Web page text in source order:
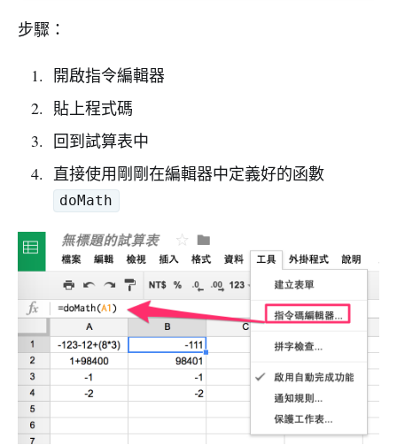
步驟：
開啟指令編輯器
貼上程式碼
回到試算表中
直接使用剛剛在編輯器中定義好的函數
doMath